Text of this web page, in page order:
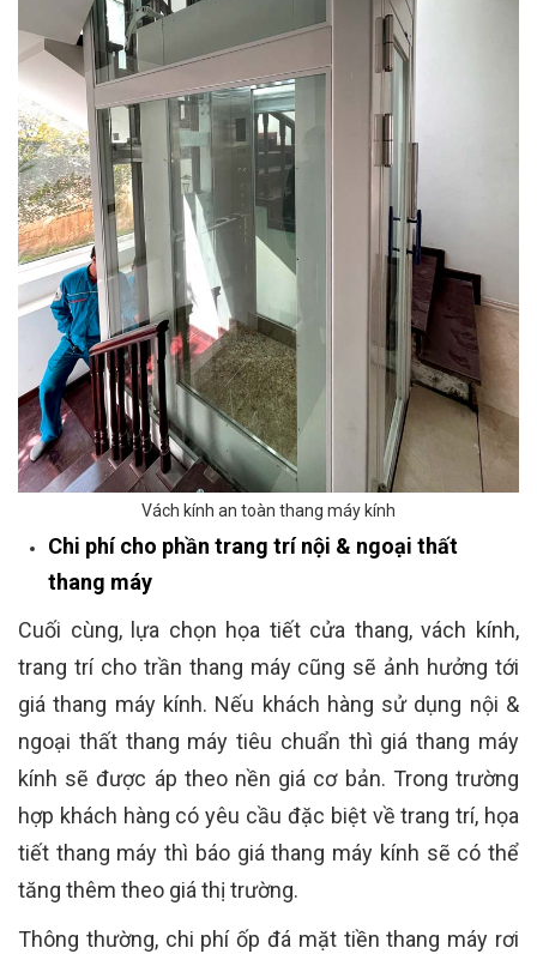
Vách kính an toàn thang máy kính
Chi phí cho phần trang trí nội & ngoại thất
thang máy
Cuối cùng, lựa chọn họa tiết cửa thang, vách kính,
trang trí cho trần thang máy cũng sẽ ảnh hưởng tới
giá thang máy kính. Nếu khách hàng sử dụng nội &
ngoại thất thang máy tiêu chuẩn thì giá thang máy
kính sẽ được áp theo nền giá cơ bản. Trong trường
hợp khách hàng có yêu cầu đặc biệt về trang trí, họa
tiết thang máy thì báo giá thang máy kính sẽ có thể
tăng thêm theo giá thị trường.
Thông thường, chi phí ốp đá mặt tiền thang máy rơi